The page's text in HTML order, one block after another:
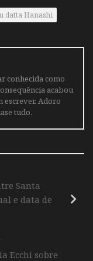
datta Hanashi
conhecida como
acabou
escrever. Adoro
tudo.
Santa
e data de
Ecchi sobre